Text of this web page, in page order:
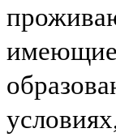
имеющие